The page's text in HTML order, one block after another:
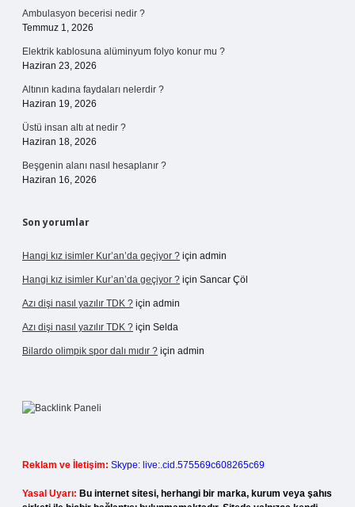
Ambulasyon becerisi nedir ?
Temmuz 1, 2026
Elektrik kablosuna alüminyum folyo konur mu ?
Haziran 23, 2026
Altının kadına faydaları nelerdir ?
Haziran 19, 2026
Üstü insan altı at nedir ?
Haziran 18, 2026
Beşgenin alanı nasıl hesaplanır ?
Haziran 16, 2026
Son yorumlar
Hangi kız isimler Kur’an’da geçiyor ? için admin
Hangi kız isimler Kur’an’da geçiyor ? için Sancar Çöl
Azı dişi nasıl yazılır TDK ? için admin
Azı dişi nasıl yazılır TDK ? için Selda
Bilardo olimpik spor dalı mıdır ? için admin
Reklam ve İletişim: Skype: live:.cid.575569c608265c69
Yasal Uyarı: Bu internet sitesi, herhangi bir marka, kurum veya şahıs